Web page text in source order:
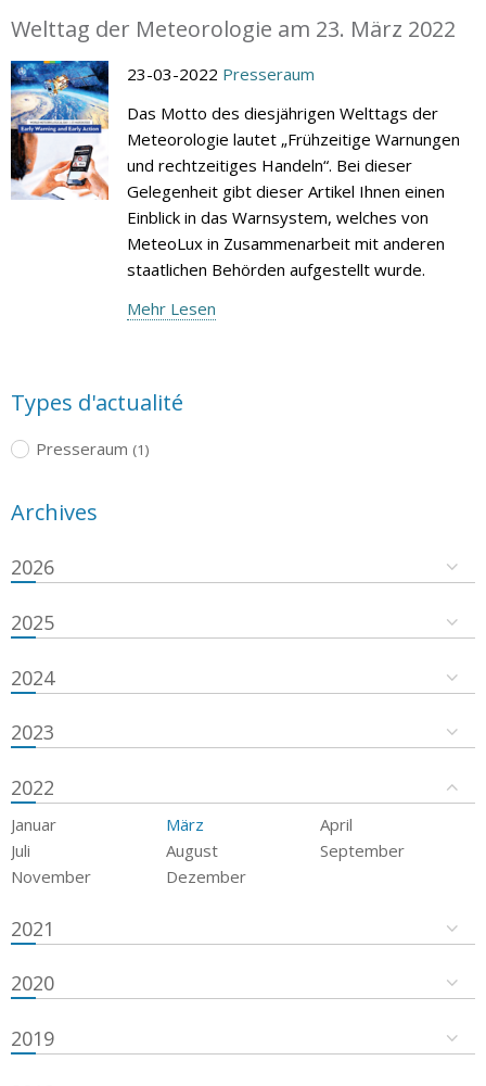
Welttag der Meteorologie am 23. März 2022
23-03-2022 Presseraum
Das Motto des diesjährigen Welttags der
Meteorologie lautet „Frühzeitige Warnungen
und rechtzeitiges Handeln“. Bei dieser
Gelegenheit gibt dieser Artikel Ihnen einen
Einblick in das Warnsystem, welches von
MeteoLux in Zusammenarbeit mit anderen
staatlichen Behörden aufgestellt wurde.
Mehr Lesen
Types d'actualité
Presseraum (1)
Archives
2026
2025
2024
2023
2022
Januar März
April
Juli
August
September
November
Dezember
2021
2020
2019